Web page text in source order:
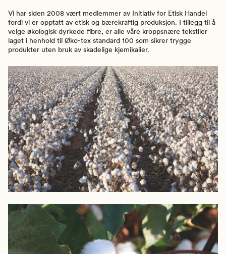
Vi har siden 2008 vært medlemmer av Initiativ for Etisk Handel
fordi vi er opptatt av etisk og bærekraftig produksjon. I tillegg til å
velge økologisk dyrkede fibre, er alle våre kroppsnære tekstiler
laget i henhold til Øko-tex standard 100 som sikrer trygge
produkter uten bruk av skadelige kjemikalier.